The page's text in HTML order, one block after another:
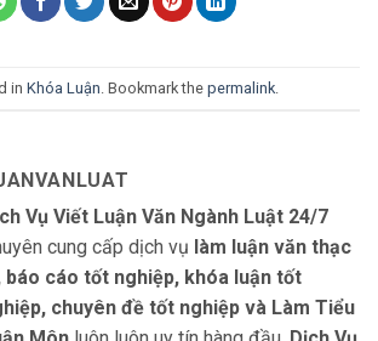
in Khóa Luận . Bookmark the permalink
Vụ Viết Luận Văn Ngành Luật 24/7
cung cấp dịch vụ làm luận văn thạc
báo cáo tốt nghiệp, khóa luận tốt
chuyên đề tốt nghiệp và Làm Tiểu